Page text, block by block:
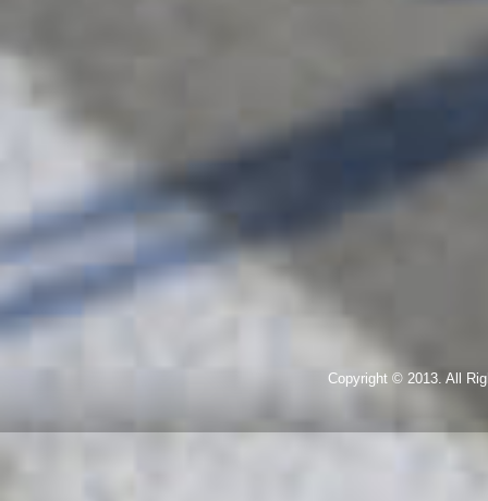
Copyright © 2013. All